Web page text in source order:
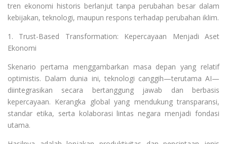
tren ekonomi historis berlanjut tanpa perubahan besar dalam
kebijakan, teknologi, maupun respons terhadap perubahan iklim.
1. Trust-Based Transformation: Kepercayaan Menjadi Aset
Ekonomi
Skenario pertama menggambarkan masa depan yang relatif
optimistis. Dalam dunia ini, teknologi canggih—terutama AI—
diintegrasikan secara bertanggung jawab dan berbasis
kepercayaan. Kerangka global yang mendukung transparansi,
standar etika, serta kolaborasi lintas negara menjadi fondasi
utama.